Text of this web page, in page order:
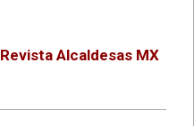
Revista Alcaldesas MX